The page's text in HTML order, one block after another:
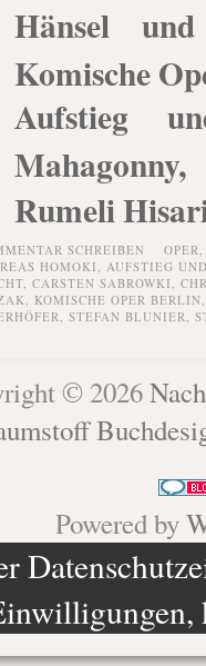
Hänsel
Komische
Aufstieg
Rumeli
SCHREIBEN
HOMOKI, AUFSTIEG
, CARSTEN SABROWKI,
, KOMISCHE OPER BERLIN
, STEFAN BLUNIER,
© 2026
Powered by